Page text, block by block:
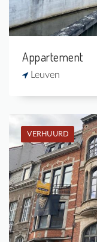
Appartement
Leuven
VERHUURD